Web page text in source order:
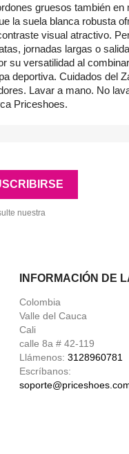
gruesos también en
la suela blanca robusta
visual atractivo.
jornadas largas o
su versatilidad al combinar
deportiva. Cuidados del
Lavar a mano. No
Priceshoes.
nuestra
INFORMACIÓN DE
Colombia
Valle del Cauca
Cali
calle 8a # 42-119
Llámenos: 3128960781
Escríbanos: